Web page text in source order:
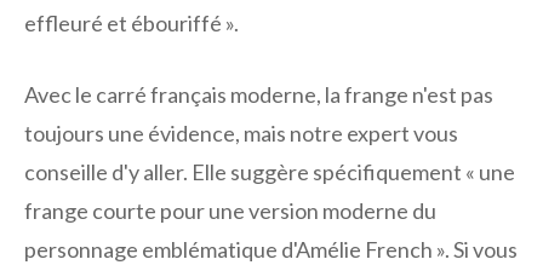
effleuré et ébouriffé ».
Avec le carré français moderne, la frange n'est pas
toujours une évidence, mais notre expert vous
conseille d'y aller. Elle suggère spécifiquement « une
frange courte pour une version moderne du
personnage emblématique d'Amélie French ». Si vous